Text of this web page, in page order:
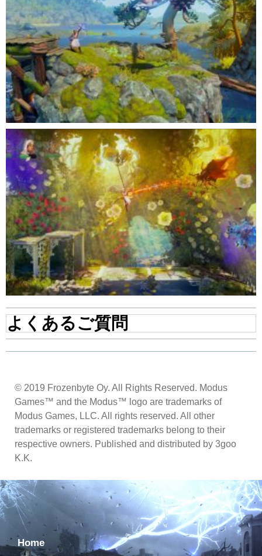
よくあるご質問
© 2019 Frozenbyte Oy. All Rights Reserved. Modus
Games™ and the Modus™ logo are trademarks of
Modus Games, LLC. All rights reserved. All other
trademarks or registered trademarks belong to their
respective owners. Published and distributed by 3goo
K.K.
Home